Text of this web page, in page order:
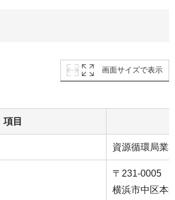
画面サイズで表示
項目
資源循環局業
〒231-0005
横浜市中区本